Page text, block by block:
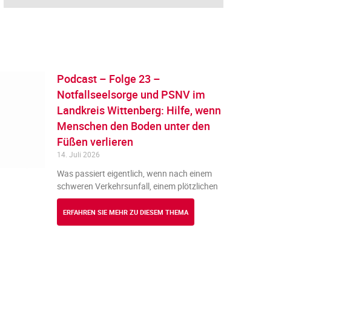
Podcast – Folge 23 –
Notfallseelsorge und PSNV im
Landkreis Wittenberg: Hilfe, wenn
Menschen den Boden unter den
Füßen verlieren
14. Juli 2026
Was passiert eigentlich, wenn nach einem
schweren Verkehrsunfall, einem plötzlichen
ERFAHREN SIE MEHR ZU DIESEM THEMA